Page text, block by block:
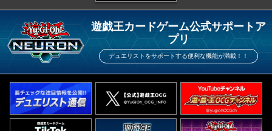
遊戯王カードゲーム公式サポートア
プリ
デュエリストをサポートする便利な機能が満載！！